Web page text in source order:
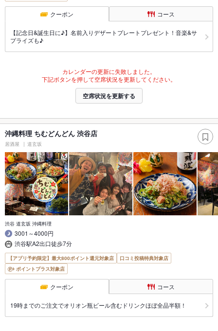
クーポン コース
【記念日&誕生日に♪】名前入りデザートプレートプレゼント！音楽&サ
プライズも♪
カレンダーの更新に失敗しました。
下記ボタンを押して空席状況を更新してください。
空席状況を更新する
沖縄料理 ちむどんどん 渋谷店
居酒屋 道玄坂
渋谷 道玄坂 沖縄料理
3001～4000円
渋谷駅A2出口徒歩7分
【アプリ予約限定】最大800ポイント還元対象店
口コミ投稿特典対象店
ポイントプラス対象店
クーポン コース
19時までのご注文でオリオン瓶ビール含むドリンクほぼ全品半額！